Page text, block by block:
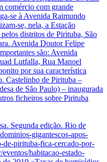
comércio com grande
se à Avenida Raimundo
se, nela, a Estação
distritos de Pirituba, São
Avenida Doutor Felipe
são: Avenida
Lutfalla, Rua Manoel
por sua característica
Castelinho de Pirituba –
de São Paulo) – inaugurada
ficheiros sobre Pirituba
Segunda edição. Rio de
gigantescos-apos-
de-pirituba-fica-cercado-por-
habitacao-estado-